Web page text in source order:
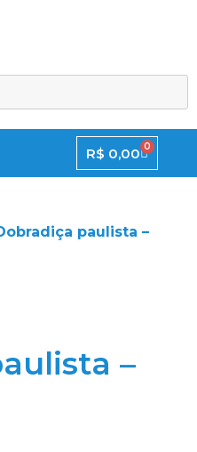
R$ 0,00 0
paulista –
–